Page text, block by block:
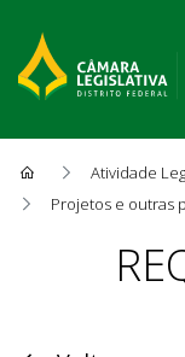
Atividade
Projetos e outras